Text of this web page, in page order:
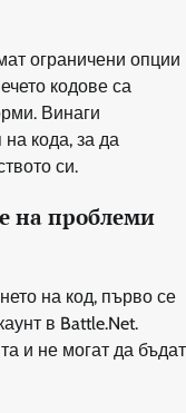
ограничени опции
кодове са
Винаги
кода, за да
си.
на проблеми
на код, първо се
в Battle.Net.
и не могат да бъдат